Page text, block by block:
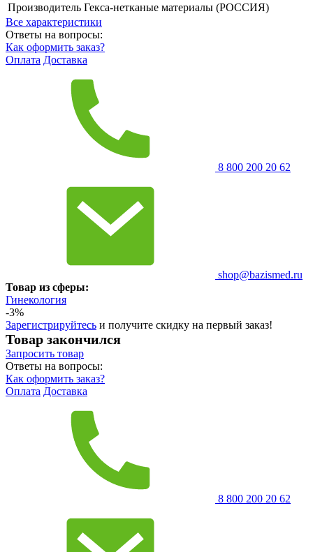
Производитель Гекса-нетканые материалы (РОССИЯ)
Все характеристики
Ответы на вопросы:
Как оформить заказ?
Оплата Доставка
8 800 200 20 62
shop@bazismed.ru
Товар из сферы:
Гинекология
-3%
Зарегистрируйтесь и получите скидку на первый заказ!
Товар закончился
Запросить товар
Ответы на вопросы:
Как оформить заказ?
Оплата Доставка
8 800 200 20 62